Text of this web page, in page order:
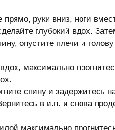
руки вниз, ноги
глубокий вдох.
опустите плечи и
максимально
спину и задержитесь
в и.п. и снова
максимально